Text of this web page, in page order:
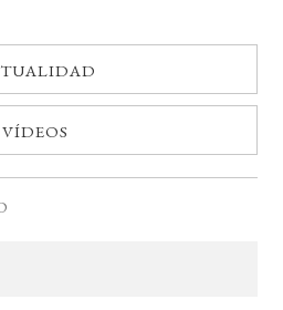
VÍDEOS